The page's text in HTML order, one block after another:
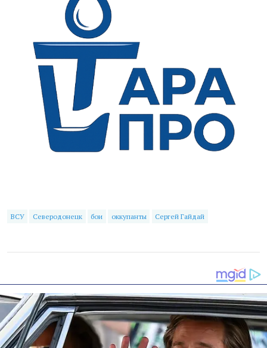
ВСУ Северодонецк бои оккупанты Сергей Гайдай